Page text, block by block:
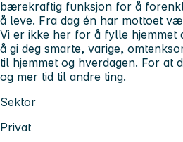
bærekraftig funksjon for å
å leve. Fra dag én har mottoet
Vi er ikke her for å fylle hjemmet
å gi deg smarte, varige,
til hjemmet og hverdagen. For at
og mer tid til andre ting.
Sektor
Privat